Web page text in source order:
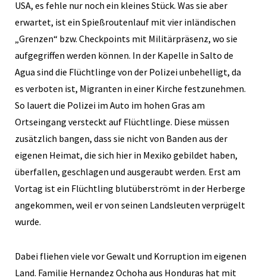
USA, es fehle nur noch ein kleines Stück. Was sie aber
erwartet, ist ein Spießroutenlauf mit vier inländischen
„Grenzen“ bzw. Checkpoints mit Militärpräsenz, wo sie
aufgegriffen werden können. In der Kapelle in Salto de
Agua sind die Flüchtlinge von der Polizei unbehelligt, da
es verboten ist, Migranten in einer Kirche festzunehmen.
So lauert die Polizei im Auto im hohen Gras am
Ortseingang versteckt auf Flüchtlinge. Diese müssen
zusätzlich bangen, dass sie nicht von Banden aus der
eigenen Heimat, die sich hier in Mexiko gebildet haben,
überfallen, geschlagen und ausgeraubt werden. Erst am
Vortag ist ein Flüchtling blutüberströmt in der Herberge
angekommen, weil er von seinen Landsleuten verprügelt
wurde.
Dabei fliehen viele vor Gewalt und Korruption im eigenen
Land. Familie Hernandez Ochoha aus Honduras hat mit